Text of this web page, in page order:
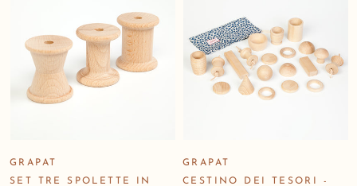
GRAPAT
SET TRE SPOLETTE IN
GRAPAT
CESTINO DEI TESORI -